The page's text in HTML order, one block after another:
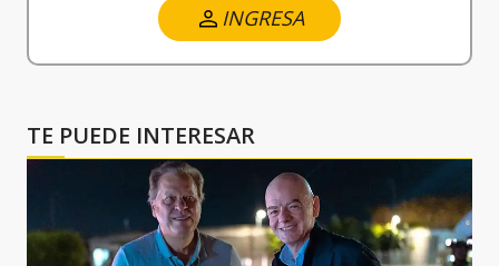
INGRESA
TE PUEDE INTERESAR